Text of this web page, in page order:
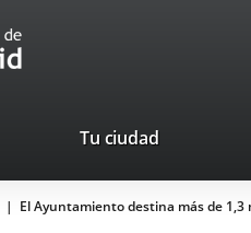
Tu ciudad
El Ayuntamiento destina más de 1,3